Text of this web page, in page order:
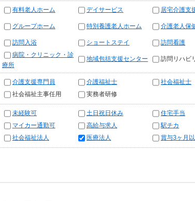
有料老人ホーム デイサービス 居宅介護支
グループホーム 特別養護老人ホーム 介護老人保
訪問入浴
ショートステイ 訪問看護
病院・クリニック・診
療所
地域包括支援センター 訪問リハビ
介護支援専門員 介護福祉士 社会福祉士
社会福祉主事任用
実務者研修
未経験可 土日祝日休み 住宅手当
マイカー通勤可
高給与求人 駅チカ
社会福祉法人
医療法人 賞与3ヶ月